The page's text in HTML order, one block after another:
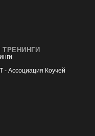
ТРЕНИНГИ
- Ассоциация Коучей